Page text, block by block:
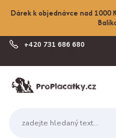
Dárek k objednávce nad 1000
+420 731 686 680